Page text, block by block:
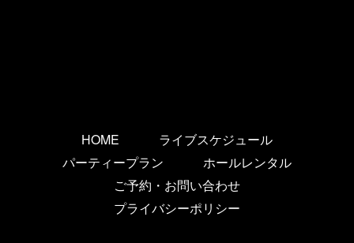
HOME
ライブスケジュール
パーティープラン
ホールレンタル
ご予約・お問い合わせ
プライバシーポリシー